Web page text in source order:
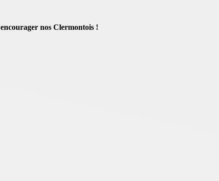
nos Clermontois !